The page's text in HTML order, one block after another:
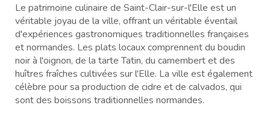
Le patrimoine culinaire de Saint-Clair-sur-l'Elle est un
véritable joyau de la ville, offrant un véritable éventail
d'expériences gastronomiques traditionnelles françaises
et normandes. Les plats locaux comprennent du boudin
noir à l'oignon, de la tarte Tatin, du camembert et des
huîtres fraîches cultivées sur l'Elle. La ville est également
célèbre pour sa production de cidre et de calvados, qui
sont des boissons traditionnelles normandes.